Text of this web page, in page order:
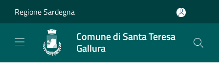
Regione Sardegna
Comune di Santa Teresa
Gallura